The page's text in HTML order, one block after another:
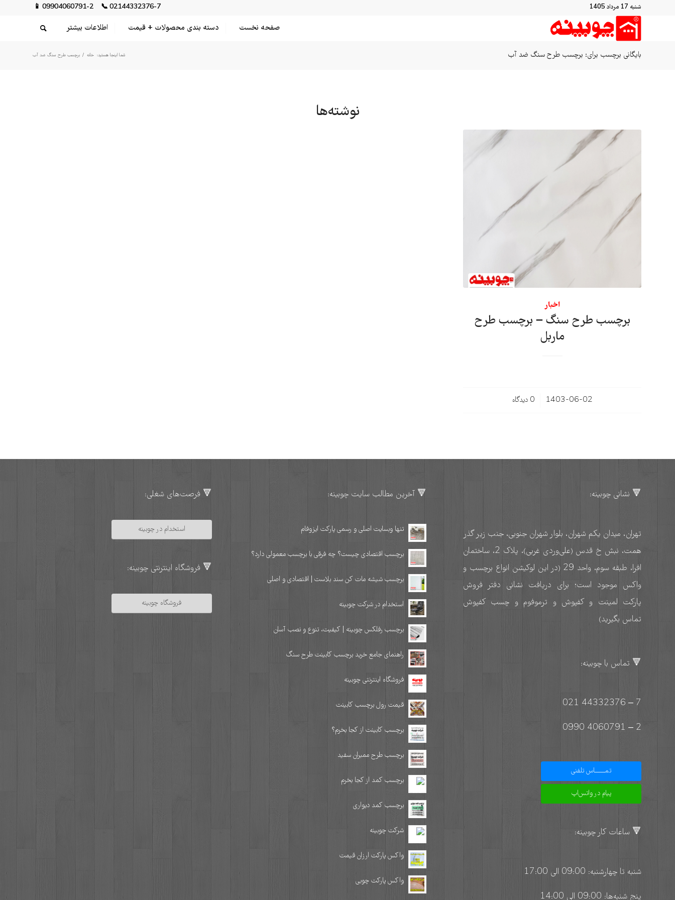
شنبه 17 مرداد 1405 02144332376-7
📞
09904060791-2
📱
صفحه نخست دسته بندی محصولات + قیمت اطلاعات بیشتر
بایگانی برچسب برای: برچسب طرح سنگ ضد آب شما اینجا هستید: خانه / برچسب طرح سنگ ضد آب
نوشته‌ها
اخبار
برچسب طرح سنگ – برچسب طرح
ماربل
1403-06-02
/ 0 دیدگاه‌
🔻 نشانی چوبینه:
تهران، میدان یکم شهران، بلوار شهران جنوبی، جنب زیر گذر
همت، نبش خ قدس (علی‌وردی غربی)، پلاک 2، ساختمان
افرا، طبقه سوم، واحد 29 (در این لوکیشن انواع برچسب و
واکس موجود است؛ برای دریافت نشانی دفتر فروش
پارکت لمینت و کفپوش و ترموفوم و چسب کفپوش
تماس بگیرید)
🔻 تماس با چوبینه:
7 – 44332376 021
2 – 4060791 0990
تمـــــــاس تلفنی
پیام در واتس‌اپ
🔻 ساعات کار چوبینه:
شنبه تا چهارشنبه: 09:00 الی 17:00
پنج شنبه‌ها: 09:00 الی 14:00
🔻 آخرین مطالب سایت چوبینه:
تنها وبسایت اصلی و رسمی پارکت ایزوفام
برچسب اقتصادی چیست؟ چه فرقی با برچسب معمولی دارد؟
برچسب شیشه مات کن سند بلاست | اقتصادی و اصلی
استخدام در شرکت چوبینه
برچسب رفلکس چوبینه | کیفیت، تنوع و نصب آسان
راهنمای جامع خرید برچسب کابینت طرح سنگ
فروشگاه اینترنتی چوبینه
قیمت رول برچسب کابینت
برچسب کابینت از کجا بخرم؟
برچسب طرح ممبران سفید
برچسب کمد از کجا بخرم
برچسب کمد دیواری
شرکت چوبینه
واکس پارکت ارزان قیمت
واکس پارکت چوبی
🔻 فرصت‌های شغلی:
استخدام در چوبینه
🔻 فروشگاه اینترنتی چوبینه:
فروشگاه چوبینه